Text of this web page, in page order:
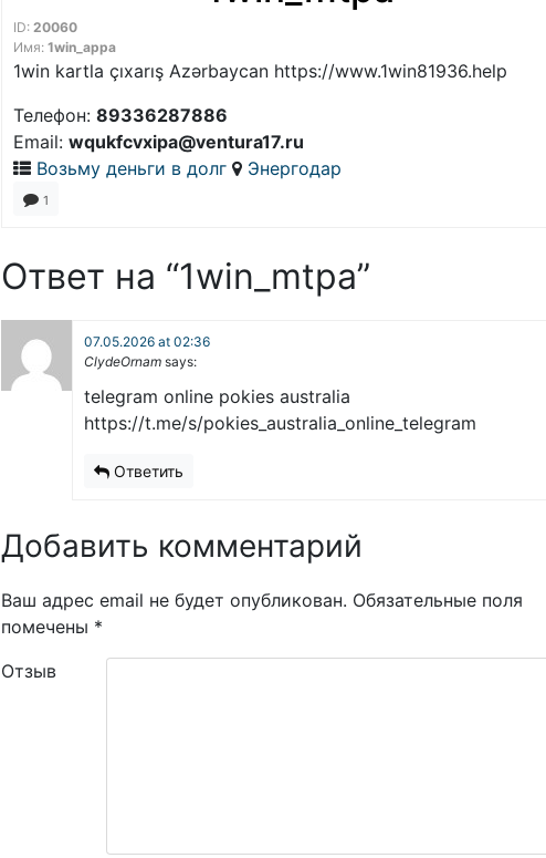
ID: 20060
Имя: 1win_appa
1win kartla çıxarış Azərbaycan https://www.1win81936.help
Телефон: 89336287886
Email: wqukfcvxipa@ventura17.ru
Возьму деньги в долг
Энергодар
1
Ответ на “1win_mtpa”
07.05.2026 at 02:36
ClydeOrnam says:
telegram online pokies australia
https://t.me/s/pokies_australia_online_telegram
Ответить
Добавить комментарий
Ваш адрес email не будет опубликован. Обязательные поля
помечены *
Отзыв